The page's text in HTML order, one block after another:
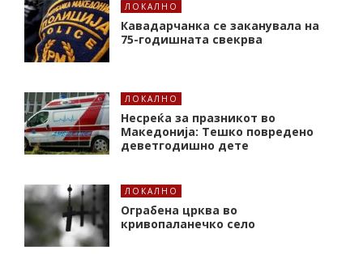
ЛОКАЛНО
Кавадарчанка се заканувала на
75-годишната свекрва
ЛОКАЛНО
Несреќа за празникот во
Македонија: Тешко повредено
деветгодишно дете
ЛОКАЛНО
Ограбена црква во
кривопаланечко село